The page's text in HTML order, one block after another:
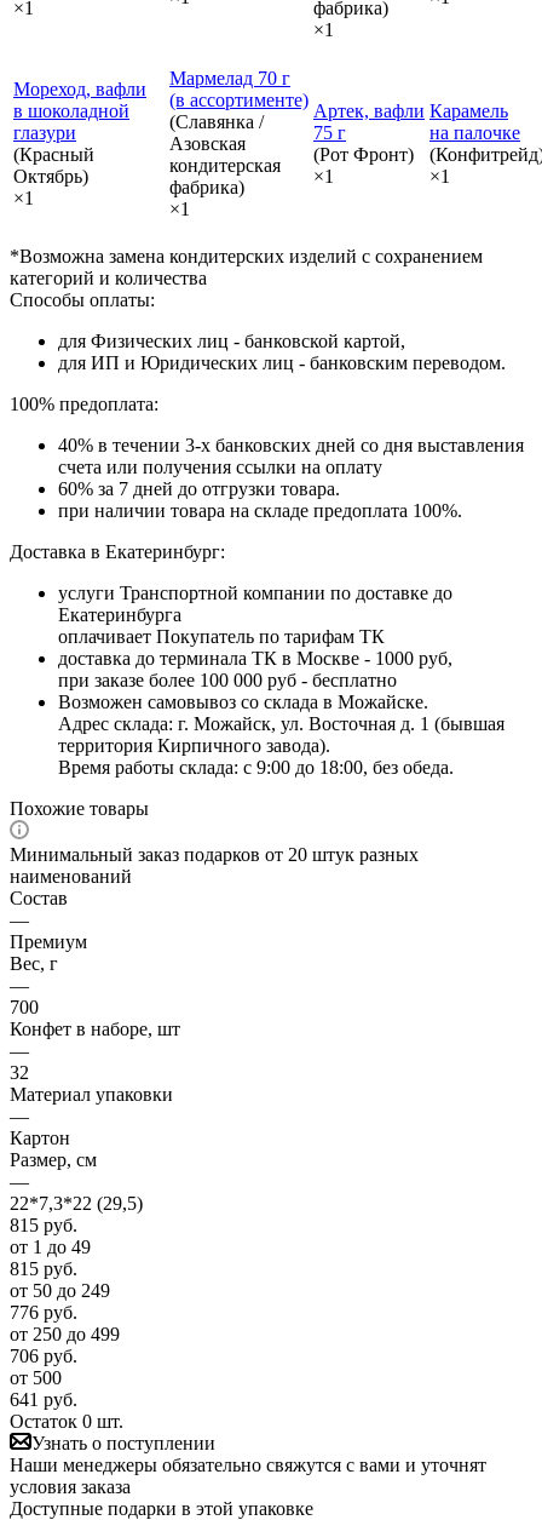
×1
фабрика)
×1
Мореход, вафли
в шоколадной
глазури
(Красный
Октябрь)
×1
Мармелад 70 г
(в ассортименте)
(Славянка /
Азовская
кондитерская
фабрика)
×1
Артек, вафли
75 г
(Рот Фронт)
×1
Карамель
на палочке
×1
*Возможна замена кондитерских изделий с сохранением
категорий и количества
Способы оплаты:
для Физических лиц - банковской картой,
для ИП и Юридических лиц - банковским переводом.
100% предоплата:
40% в течении 3-х банковских дней со дня выставления
счета или получения ссылки на оплату
60% за 7 дней до отгрузки товара.
при наличии товара на складе предоплата 100%.
Доставка в Екатеринбург:
услуги Транспортной компании по доставке до
Екатеринбурга
оплачивает Покупатель по тарифам ТК
доставка до терминала ТК в Москве - 1000 руб,
при заказе более 100 000 руб - бесплатно
Возможен самовывоз со склада в Можайске.
Адрес склада: г. Можайск, ул. Восточная д. 1 (бывшая
территория Кирпичного завода).
Время работы склада: с 9:00 до 18:00, без обеда.
Похожие товары
Минимальный заказ подарков от 20 штук разных
наименований
Состав
—
Премиум
Вес, г
—
700
Конфет в наборе, шт
—
32
Материал упаковки
—
Картон
Размер, см
—
22*7,3*22 (29,5)
815 руб.
от 1 до 49
815 руб.
от 50 до 249
776 руб.
от 250 до 499
706 руб.
от 500
641 руб.
Остаток 0 шт.
Узнать о поступлении
Наши менеджеры обязательно свяжутся с вами и уточнят
условия заказа
Доступные подарки в этой упаковке